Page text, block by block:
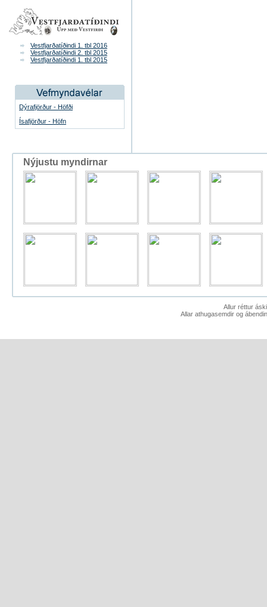
Vestfjarðatíðindi 1. tbl 2016
Vestfjarðatíðindi 2. tbl 2015
Vestfjarðatíðindi 1. tbl 2015
Dýrafjörður - Höfði
Ísafjörður - Höfn
Nýjustu myndirnar
Allur réttur
Allar athugasemdir og